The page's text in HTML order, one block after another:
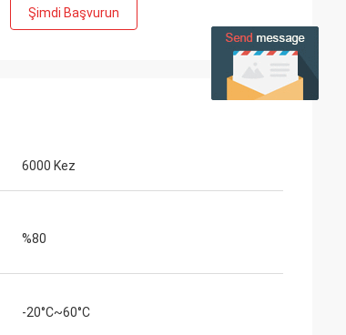
Şimdi Başvurun
6000 Kez
%80
-20°C~60°C